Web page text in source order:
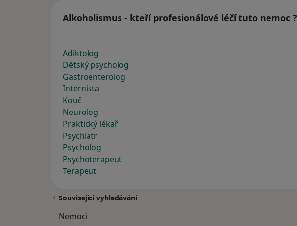
Alkoholismus - kteří profesionálové léčí tuto nemoc ?
Adiktolog
Dětský psycholog
Gastroenterolog
Internista
Kouč
Neurolog
Praktický lékař
Psychiatr
Psycholog
Psychoterapeut
Terapeut
Související vyhledávání
Nemoci